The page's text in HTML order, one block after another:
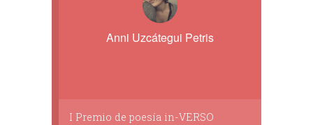
Anni Uzcátegui Petris
I Premio de poesía in-VERSO